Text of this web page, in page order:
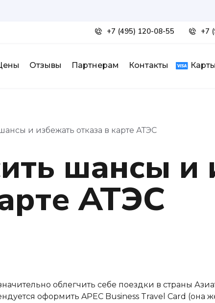
+7 (495) 120-08-55 +7
Отзывы Партнерам Контакты
и избежать отказа в карте АТЭС
шансы и
АТЭС
облегчить себе поездки в страны
оформить APEC Business Travel Card (она